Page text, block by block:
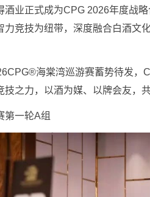
酒业正式成为CPG 2026年度战
力竞技为纽带，深度融合白酒文
海棠湾巡游赛蓄势待发
技之力，以酒为媒、以牌会友，
第一轮A组